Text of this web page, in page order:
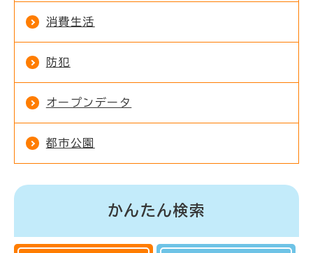
消費生活
防犯
オープンデータ
都市公園
かんたん検索